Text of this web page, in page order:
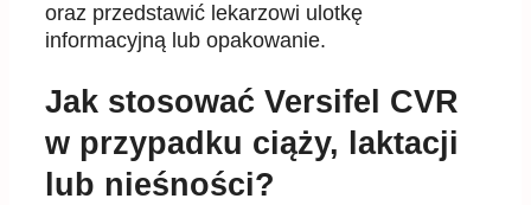
oraz przedstawić lekarzowi ulotkę
informacyjną lub opakowanie.
Jak stosować Versifel CVR
w przypadku ciąży, laktacji
lub nieśności?